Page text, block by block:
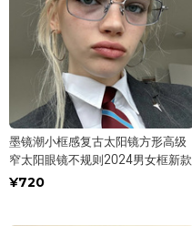
墨镜潮小框感复古太阳镜方形高级
窄太阳眼镜不规则2024男女框新款
¥720